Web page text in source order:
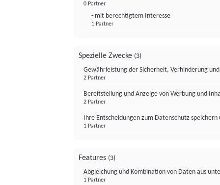
0 Partner
- mit berechtigtem Interesse
1 Partner
Spezielle Zwecke (3)
Gewährleistung der Sicherheit, Verhinderung
2 Partner
Bereitstellung und Anzeige von Werbung und
2 Partner
Ihre Entscheidungen zum Datenschutz
1 Partner
Features (3)
Abgleichung und Kombination von Daten aus
1 Partner